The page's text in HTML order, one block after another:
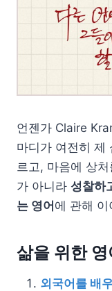
언젠가 Claire
마디가 여전히 제
르고, 마음에 상
가 아니라 성찰하
는 영어에 관해
삶을 위한 영
외국어를 배